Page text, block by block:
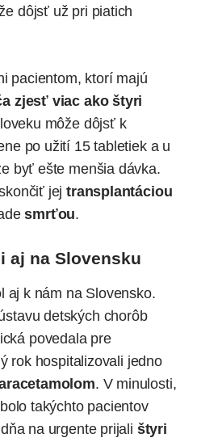
dôjsť už pri piatich
pacientom, ktorí majú
zjesť viac ako štyri
môže dôjsť k
po užití 15 tabletiek a u
byť ešte menšia dávka.
jejtransplantáciou
smrťou.
aj na Slovensku
aj k nám na Slovensko.
detských chorôb
povedala pre
rok hospitalizovali jedno
. V minulosti,
takýchto pacientov
na urgente prijali štyri